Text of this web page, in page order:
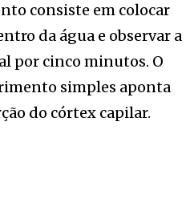
consiste em colocar
da água e observar a
por cinco minutos. O
simples aponta
do córtex capilar.